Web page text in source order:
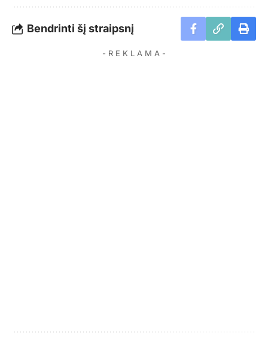
Bendrinti šį straipsnį
- R E K L A M A -